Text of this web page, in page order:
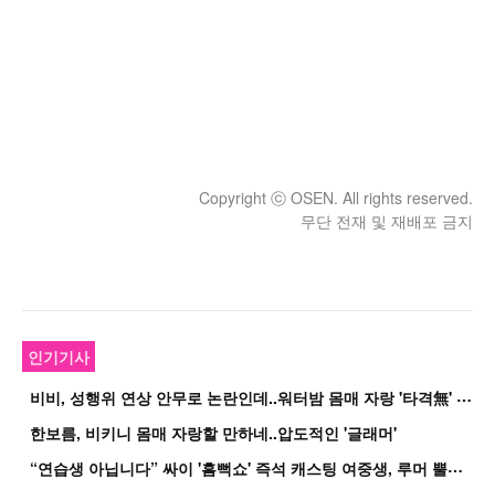
Copyright ⓒ OSEN. All rights reserved.
무단 전재 및 재배포 금지
인기기사
비
비, 성행위 연상 안무로 논란인데..워터밤 몸매 자랑 '타격無' 근황
한보름, 비키니 몸매 자랑할 만하네..압도적인 '글래머'
“
연습생 아닙니다” 싸이 '흠뻑쇼' 즉석 캐스팅 여중생, 루머 뿔났다[Oh!쎈 이...